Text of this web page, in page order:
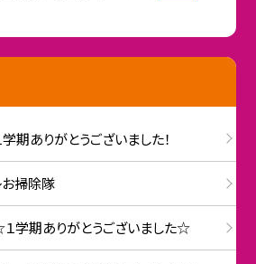
ありがとうございました！
掃除隊
１学期ありがとうございました☆